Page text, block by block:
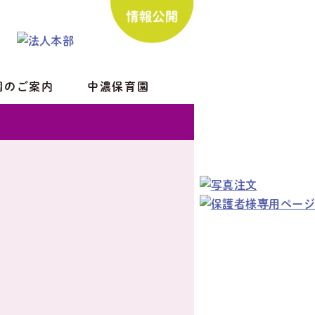
のご案内 中濃保育園